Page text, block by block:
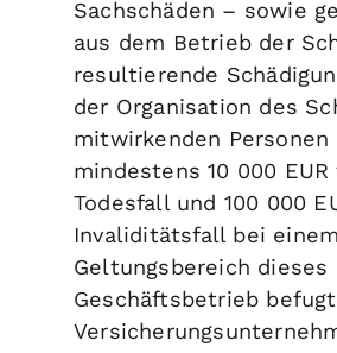
Sachschäden – sowie
aus dem Betrieb der
resultierende
der Organisation des
mitwirkenden Personen
mindestens 10 000
Todesfall und 100 000
Invaliditätsfall bei
Geltungsbereich dieses
Geschäftsbetrieb